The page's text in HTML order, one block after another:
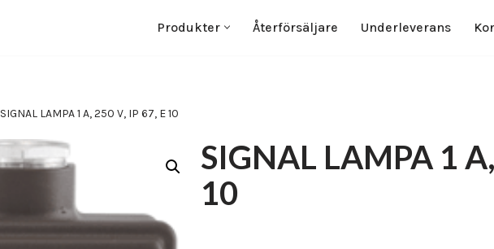
Produkter Återförsäljare Underleverans
SIGNAL LAMPA 1 A, 250 V, IP 67, E 10
SIGNAL LAMPA 1
10